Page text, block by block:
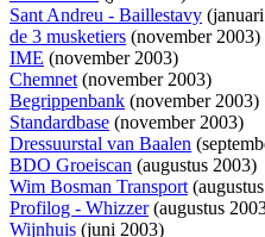
Sant Andreu - Baillestavy
de 3 musketiers (november 2003)
IME (november 2003)
Chemnet(november 2003)
Begrippenbank (november 2003)
Standardbase (november 2003)
Dressuurstal van Baalen
BDO Groeiscan (augustus 2003)
Wim Bosman Transport
Profilog - Whizzer(augustus
Wijnhuis (juni 2003)